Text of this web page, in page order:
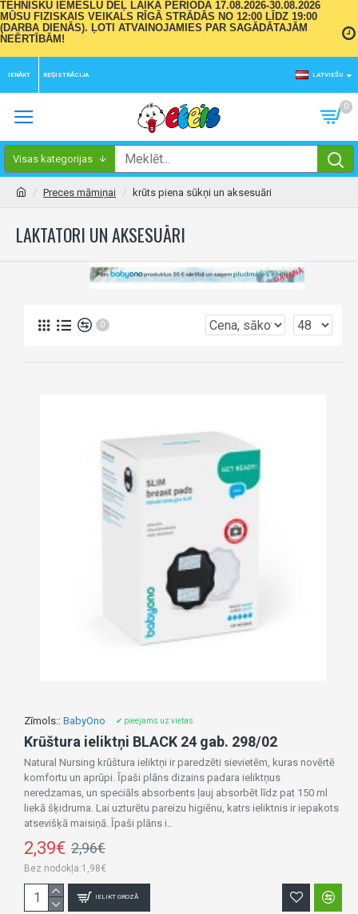
TEHNISKU IEMESLU DĒĻ LAIKA PERIODĀ 17.08.2026-30.08.2026
MŪSU FIZISKAIS VEIKALS RĪGĀ STRĀDĀS NO 12:00 LĪDZ 19:00
(DARBA DIENĀS). ĻOTI ATVAINOJAMIES PAR SAGĀDĀTAJĀM
NEĒRTĪBĀM!
IENĀKT REĢISTRĀCIJA LATVIEŠU
0
Visas kategorijas
Preces māmiņai krūts piena sūkņi un aksesuāri
LAKTATORI UN AKSESUĀRI
0
Zīmols:: BabyOno ✔ pieejams uz vietas
Krūštura ieliktņi BLACK 24 gab. 298/02
Natural Nursing krūštura ieliktņi ir paredzēti sievietēm, kuras novērtē
komfortu un aprūpi. Īpaši plāns dizains padara ieliktņus
neredzamas, un speciāls absorbents ļauj absorbēt līdz pat 150 ml
liekā šķidruma. Lai uzturētu pareizu higiēnu, katrs ieliktnis ir iepakots
atsevišķā maisiņā. Īpaši plāns i..
2,39€ 2,96€
Bez nodokļa:1,98€
IELIKT GROZĀ